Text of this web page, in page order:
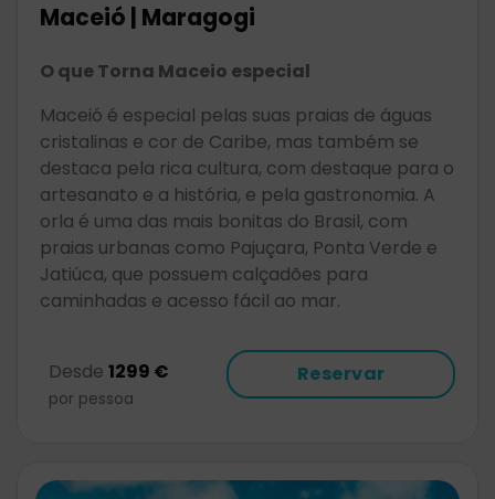
Maceió | Maragogi
O que Torna Maceio especial
Maceió é especial pelas suas praias de águas
cristalinas e cor de Caribe, mas também se
destaca pela rica cultura, com destaque para o
artesanato e a história, e pela gastronomia. A
orla é uma das mais bonitas do Brasil, com
praias urbanas como Pajuçara, Ponta Verde e
Jatiúca, que possuem calçadões para
caminhadas e acesso fácil ao mar.
Desde 1299 €
por pessoa
Reservar